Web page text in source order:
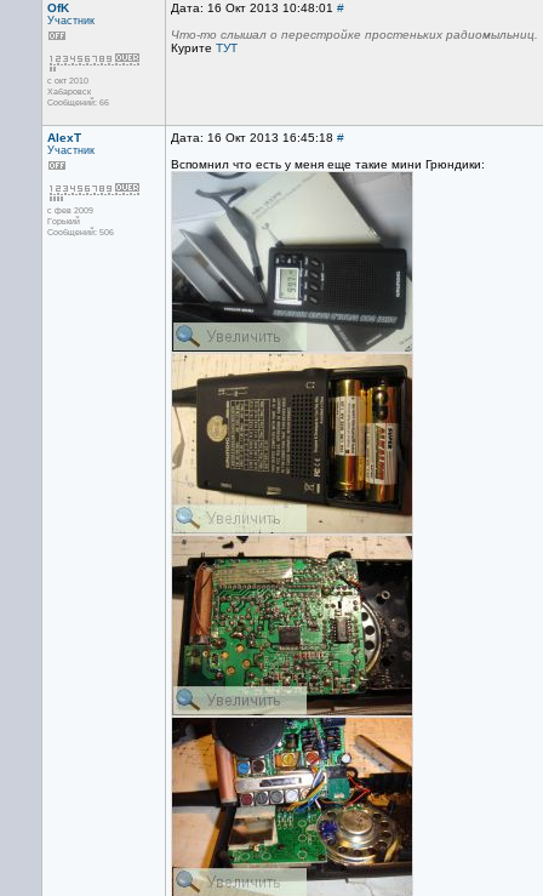
OfK
Участник
с окт 2010
Хабаровск
Сообщений: 66
Дата: 16 Окт 2013 10:48:01 #
Что-то слышал о перестройке простеньких радиомыльниц.
Курите ТУТ
AlexT
Участник
с фев 2009
Горький
Сообщений: 506
Дата: 16 Окт 2013 16:45:18 #
Вспомнил что есть у меня еще такие мини Грюндики: